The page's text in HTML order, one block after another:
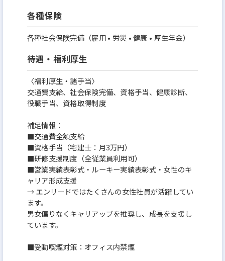
各種保険
各種社会保険完備（雇用 • 労災 • 健康 • 厚生年金）
待遇・福利厚生
〈福利厚生・諸手当〉
交通費⽀給、社会保険完備、資格手当、健康診断、
役職手当、資格取得制度
補⾜情報：
■交通費全額⽀給
■資格手当（宅建⼠：月3万円）
■研修⽀援制度（全従業員利用可）
■営業実績表彰式・ルーキー実績表彰式・女性のキ
ャリア形成⽀援
→ エンリードではたくさんの女性社員が活躍してい
ます。
男女偏りなくキャリアップを推奨し、成⻑を⽀援し
ています。
■受動喫煙対策：オフィス内禁煙